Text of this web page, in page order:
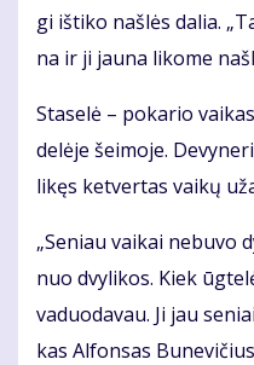
gi iš­ti­ko naš­lės da­lia.
na ir ji jau­na li­ko­me
Sta­se­lė – po­ka­rio
de­lė­je šei­mo­je.
li­kęs ket­ver­tas vai­kų
„Se­niau vai­kai ne­bu­vo
nuo dvy­li­kos. Kiek
va­duo­da­vau. Ji jau
kas Al­fon­sas